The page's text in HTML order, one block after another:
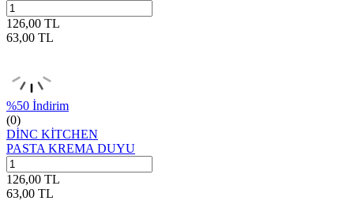
126,00 TL
63,00 TL
%50 İndirim
(0)
DİNC KİTCHEN
PASTA KREMA DUYU
126,00 TL
63,00 TL